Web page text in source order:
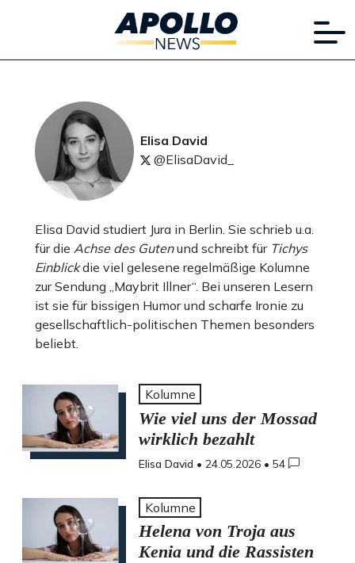
Elisa David
@ElisaDavid_
Elisa David studiert Jura in Berlin. Sie schrieb u.a.
für die Achse des Gutenund schreibt für Tichys
Einblickdie viel gelesene regelmäßige Kolumne
zur Sendung „Maybrit Illner“. Bei unseren Lesern
ist sie für bissigen Humor und scharfe Ironie zu
gesellschaftlich-politischen Themen besonders
beliebt.
Kolumne
Wie viel uns der Mossad
wirklich bezahlt
Elisa David • 24.05.2026 • 54
Kolumne
Helena von Troja aus
Kenia und die Rassisten